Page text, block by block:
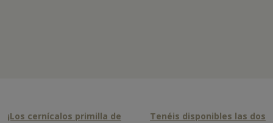
¡Los cernícalos primilla de
Tenéis disponibles las dos